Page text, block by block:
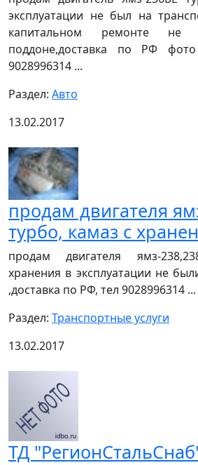
эксплуатации не был на
капитальном ремонте
поддоне,доставка по РФ
9028996314 ...
Раздел: Авто
13.02.2017
продам двигателя
турбо, камаз с
продам двигателя ямз-
хранения в эксплуатации не
,доставка по РФ, тел 9028996314 ...
Раздел: Транспортные услуги
13.02.2017
ТД